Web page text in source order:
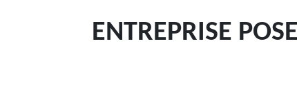
ENTREPRISE